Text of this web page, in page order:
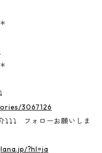
3067126
⤵⤵⤵ フォローお願いしま
?hl=ja